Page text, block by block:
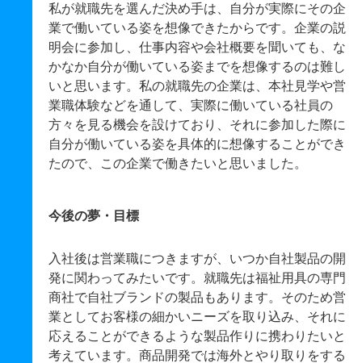
私が就職先を選んだ決め手は、自分が実際にその企
業で働いている姿を想像できたからです。企業の説
明会に参加し、仕事内容や会社概要を聞いても、な
かなか自分が働いている姿までを想像するのは難し
いと思います。私の就職先の企業は、本社見学や営
業職体験などを通して、実際に働いている社員の
方々を見る機会を設けており、それに参加した際に
自分が働いている姿を具体的に想像することができ
たので、この企業で働きたいと思いました。
今後の夢・目標
入社後は営業職につきますが、いつか自社製品の開
発に関わってみたいです。就職先は福祉用具の専門
商社で自社ブランドの製品もあります。そのため営
業としてお客様の細かいニーズを取り込み、それに
応えることができるような製品作りに携わりたいと
考えています。商品開発では海外とやり取りをする